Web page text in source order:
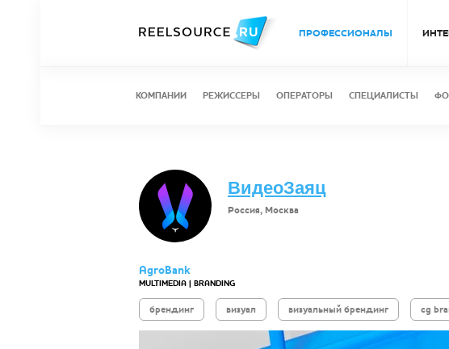
ПРОФЕССИОНАЛЫ
КОМПАНИИ РЕЖИССЕРЫ ОПЕРАТОРЫ СПЕЦИАЛИСТЫ
ВидеоЗаяц
Россия, Москва
AgroBank
MULTIMEDIA | BRANDING
брендинг визуал визуальный брендинг cg